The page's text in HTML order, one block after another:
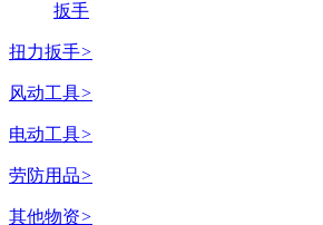
扳手
扭力扳手>
风动工具>
电动工具>
劳防用品>
其他物资>